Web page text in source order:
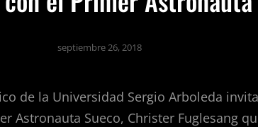
septiembre 26, 2018
de la Universidad Sergio Arboleda
Astronauta Sueco, Christer Fuglesang